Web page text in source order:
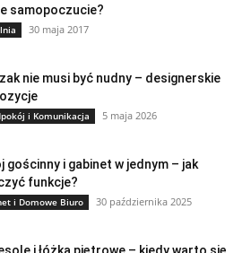
samopoczucie?
30 maja 2017
nie musi być nudny – designerskie
i Komunikacja 5 maja 2026
gościnny i gabinet w jednym – jak
funkcje?
i Domowe Biuro 30 października 2025